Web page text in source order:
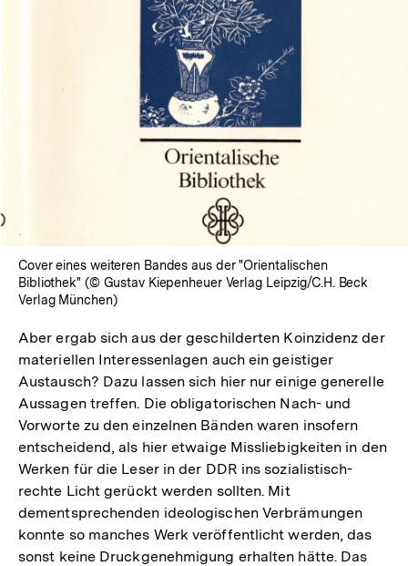
Cover eines weiteren Bandes aus der "Orientalischen
Bibliothek" (© Gustav Kiepenheuer Verlag Leipzig/C.H. Beck
Verlag München)
Aber ergab sich aus der geschilderten Koinzidenz der
materiellen Interessenlagen auch ein geistiger
Austausch? Dazu lassen sich hier nur einige generelle
Aussagen treffen. Die obligatorischen Nach- und
Vorworte zu den einzelnen Bänden waren insofern
entscheidend, als hier etwaige Missliebigkeiten in den
Werken für die Leser in der DDR ins sozialistisch-
rechte Licht gerückt werden sollten. Mit
dementsprechenden ideologischen Verbrämungen
konnte so manches Werk veröffentlicht werden, das
sonst keine Druckgenehmigung erhalten hätte. Das